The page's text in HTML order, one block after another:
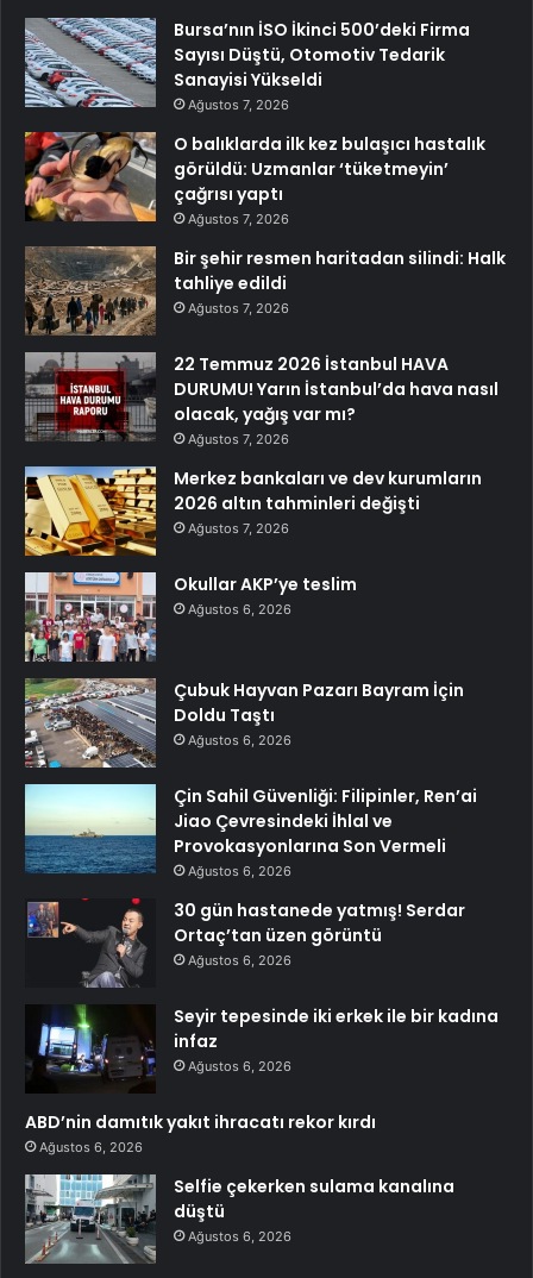
Bursa’nın İSO İkinci 500’deki Firma
Sayısı Düştü, Otomotiv Tedarik
Sanayisi Yükseldi
Ağustos 7, 2026
O balıklarda ilk kez bulaşıcı hastalık
görüldü: Uzmanlar ‘tüketmeyin’
çağrısı yaptı
Ağustos 7, 2026
Bir şehir resmen haritadan silindi: Halk
tahliye edildi
Ağustos 7, 2026
22 Temmuz 2026 İstanbul HAVA
DURUMU! Yarın İstanbul’da hava nasıl
olacak, yağış var mı?
Ağustos 7, 2026
Merkez bankaları ve dev kurumların
2026 altın tahminleri değişti
Ağustos 7, 2026
Okullar AKP’ye teslim
Ağustos 6, 2026
Çubuk Hayvan Pazarı Bayram İçin
Doldu Taştı
Ağustos 6, 2026
Çin Sahil Güvenliği: Filipinler, Ren’ai
Jiao Çevresindeki İhlal ve
Provokasyonlarına Son Vermeli
Ağustos 6, 2026
30 gün hastanede yatmış! Serdar
Ortaç’tan üzen görüntü
Ağustos 6, 2026
Seyir tepesinde iki erkek ile bir kadına
infaz
Ağustos 6, 2026
ABD’nin damıtık yakıt ihracatı rekor kırdı
Ağustos 6, 2026
Selfie çekerken sulama kanalına
düştü
Ağustos 6, 2026